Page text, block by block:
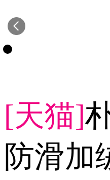
[天猫]
防滑加